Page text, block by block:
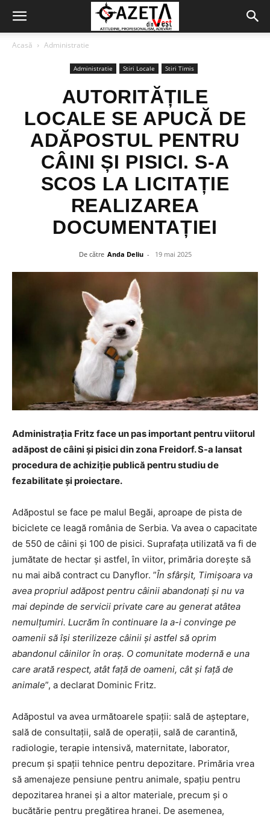
Acasă Administratie
Administratie Stiri Locale Stiri Timis
AUTORITĂȚILE
LOCALE SE APUCĂ DE
ADĂPOSTUL PENTRU
CÂINI ȘI PISICI. S-A
SCOS LA LICITAȚIE
REALIZAREA
DOCUMENTAȚIEI
De către Anda Deliu - 19 mai 2025
Administrația Fritz face un pas important pentru viitorul
adăpost de câini și pisici din zona Freidorf. S-a lansat
procedura de achiziție publică pentru studiu de
fezabilitate și proiectare.
Adăpostul se face pe malul Begăi, aproape de pista de
biciclete ce leagă românia de Serbia. Va avea o capacitate
de 550 de câini și 100 de pisici. Suprafața utilizată va fi de
jumătate de hectar și astfel, în viitor, primăria dorește să
nu mai aibă contract cu Danyflor. ”În sfârșit, Timișoara va
avea propriul adăpost pentru câinii abandonați și nu va
mai depinde de servicii private care au generat atâtea
nemulțumiri. Lucrăm în continuare la a-i convinge pe
oamenii să își sterilizeze câinii și astfel să oprim
abandonul câinilor în oraș. O comunitate modernă e una
care arată respect, atât față de oameni, cât și față de
animale”, a declarat Dominic Fritz.
Adăpostul va avea următoarele spații: sală de așteptare,
sală de consultații, sală de operații, sală de carantină,
radiologie, terapie intensivă, maternitate, laborator,
precum și spații tehnice pentru depozitare. Primăria vrea
să amenajeze pensiune pentru animale, spațiu pentru
depozitarea hranei și a altor materiale, precum și o
bucătărie pentru pregătirea hranei. De asemenea,